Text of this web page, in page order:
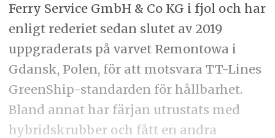
Ferry Service GmbH & Co KG i fjol och har
enligt rederiet sedan slutet av 2019
uppgraderats på varvet Remontowa i
Gdansk, Polen, för att motsvara TT-Lines
GreenShip-standarden för hållbarhet.
Bland annat har färjan utrustats med
hybridskrubber och fått en andra